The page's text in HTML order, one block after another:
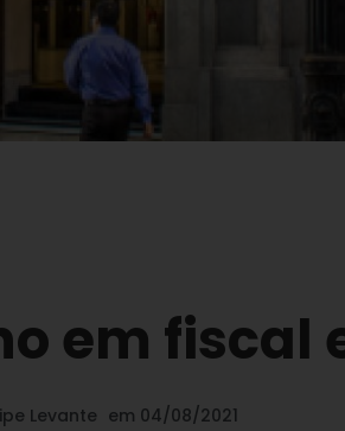
em fiscal
Levante em 04/08/2021